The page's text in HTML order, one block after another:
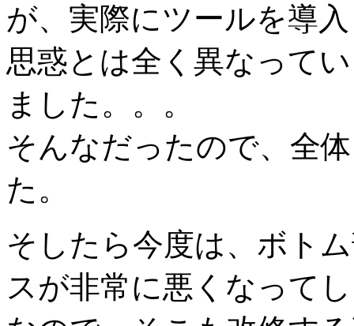
が、実際にツールを導
思惑とは全く異なって
ました。。。
そんなだったので、全
た。
そしたら今度は、ボト
スが非常に悪くなって